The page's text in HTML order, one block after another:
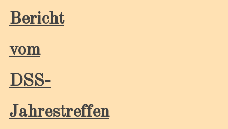
Bericht
vom
DSS-
Jahrestreffen